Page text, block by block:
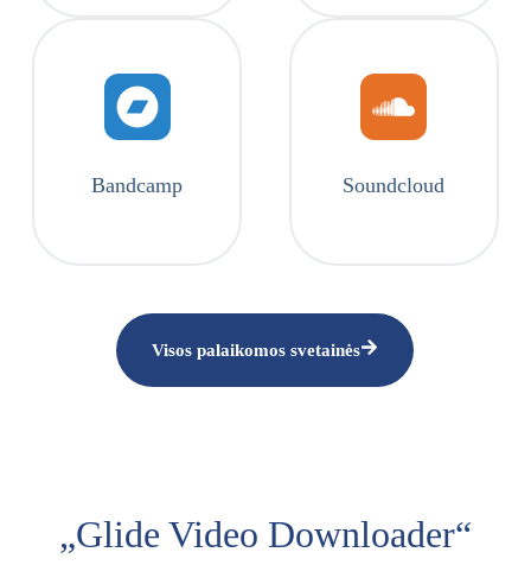
Bandcamp Soundcloud
Visos palaikomos svetainės
„Glide Video Downloader“